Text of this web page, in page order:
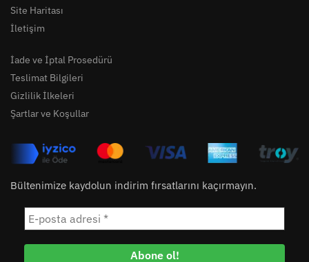
Site Haritası
İletişim
İade ve İptal Prosedürü
Teslimat Bilgileri
Gizlilik İlkeleri
Şartlar ve Koşullar
Bültenimize kaydolun indirim fırsatlarını kaçırmayın.